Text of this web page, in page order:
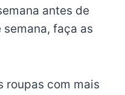
antes de
faça as
roupas com mais